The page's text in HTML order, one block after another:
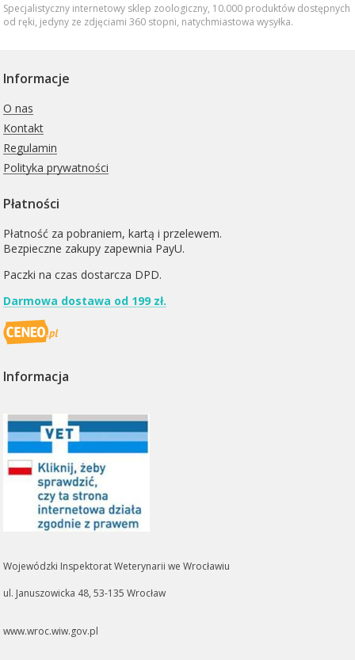
Specjalistyczny internetowy sklep zoologiczny, 10.000 produktów dostępnych
od ręki, jedyny ze zdjęciami 360 stopni, natychmiastowa wysyłka.
Informacje
O nas
Kontakt
Regulamin
Polityka prywatności
Płatności
Płatność za pobraniem, kartą i przelewem.
Bezpieczne zakupy zapewnia PayU.
Paczki na czas dostarcza DPD.
Darmowa dostawa od 199 zł.
Informacja
Wojewódzki Inspektorat Weterynarii we Wrocławiu
ul. Januszowicka 48, 53-135 Wrocław
www.wroc.wiw.gov.pl